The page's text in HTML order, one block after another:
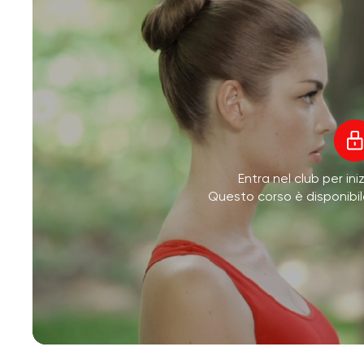
Entra nel club per
Questo corso è